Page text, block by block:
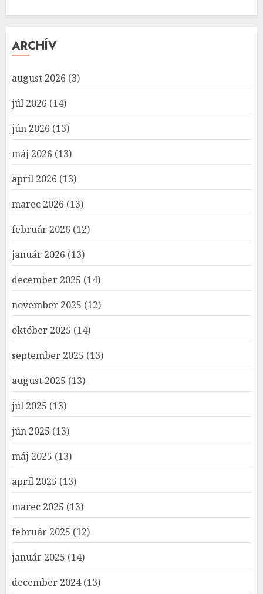
ARCHÍV
august 2026 (3)
júl 2026 (14)
jún 2026 (13)
máj 2026 (13)
apríl 2026 (13)
marec 2026 (13)
február 2026 (12)
január 2026 (13)
december 2025 (14)
november 2025 (12)
október 2025 (14)
september 2025 (13)
august 2025 (13)
júl 2025 (13)
jún 2025 (13)
máj 2025 (13)
apríl 2025 (13)
marec 2025 (13)
február 2025 (12)
január 2025 (14)
december 2024(13)